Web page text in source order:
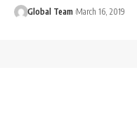
Global Team March 16, 2019